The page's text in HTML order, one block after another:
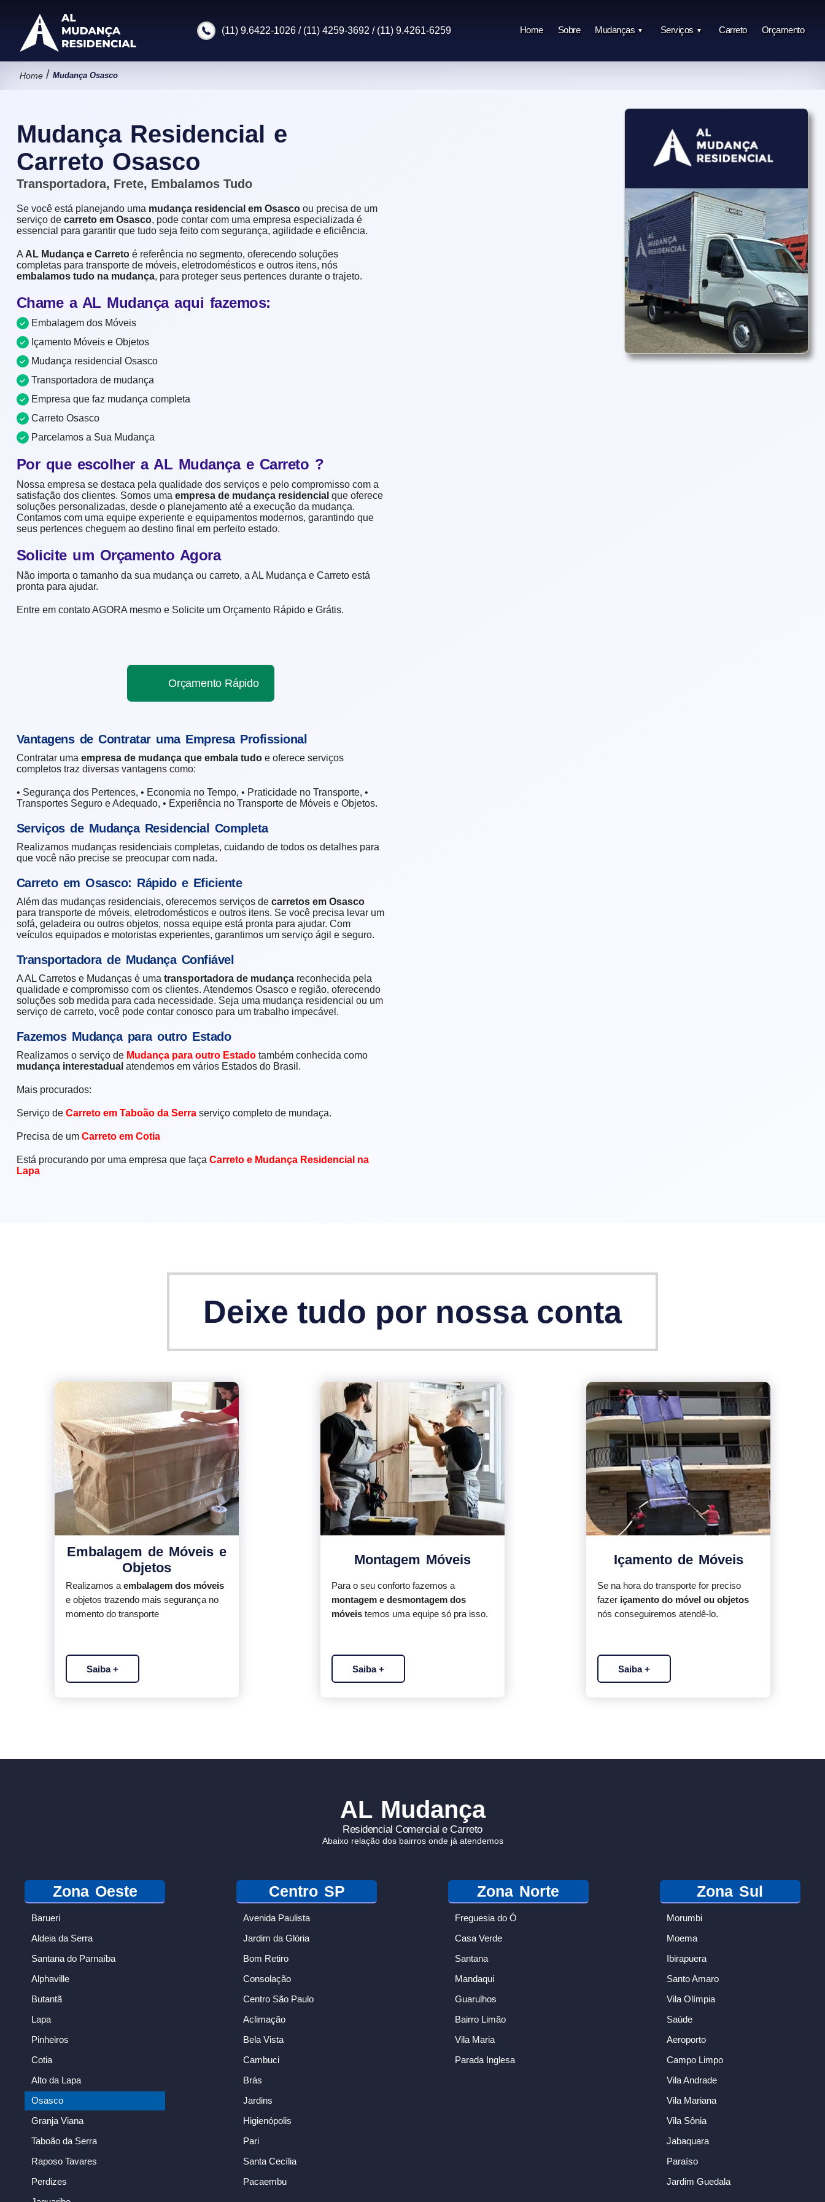
(11) 9.6422-1026 / (11) 4259-3692 / (11) 9.4261-6259 Home Sobre Mudanças ▼ Serviços ▼ Carreto Orçamento
Home / Mudança Osasco
Mudança Residencial e
Carreto Osasco
Transportadora, Frete, Embalamos Tudo
Se você está planejando uma mudança residencial em Osascoou precisa de um
serviço de carreto em Osasco, pode contar com uma empresa especializada é
essencial para garantir que tudo seja feito com segurança, agilidade e eficiência.
AAL Mudança e Carretoé referência no segmento, oferecendo soluções
completas para transporte de móveis, eletrodomésticos e outros itens, nós
embalamos tudo na mudança, para proteger seus pertences durante o trajeto.
Chame a AL Mudança aqui fazemos:
Embalagem dos Móveis
Içamento Móveis e Objetos
Mudança residencial Osasco
Transportadora de mudança
Empresa que faz mudança completa
Carreto Osasco
Parcelamos a Sua Mudança
Por que escolher a AL Mudança e Carreto ?
Nossa empresa se destaca pela qualidade dos serviços e pelo compromisso com a
satisfação dos clientes. Somos uma empresa de mudança residencial que oferece
soluções personalizadas, desde o planejamento até a execução da mudança.
Contamos com uma equipe experiente e equipamentos modernos, garantindo que
seus pertences cheguem ao destino final em perfeito estado.
Solicite um Orçamento Agora
Não importa o tamanho da sua mudança ou carreto, a AL Mudança e Carreto está
pronta para ajudar.
Entre em contato AGORA mesmo e Solicite um Orçamento Rápido e Grátis.
Orçamento Rápido
Vantagens de Contratar uma Empresa Profissional
Contratar uma empresa de mudança que embala tudoe oferece serviços
completos traz diversas vantagens como:
• Segurança dos Pertences, • Economia no Tempo, • Praticidade no Transporte, •
Transportes Seguro e Adequado, • Experiência no Transporte de Móveis e Objetos.
Serviços de Mudança Residencial Completa
Realizamos mudanças residenciais completas, cuidando de todos os detalhes para
que você não precise se preocupar com nada.
Carreto em Osasco: Rápido e Eficiente
Além das mudanças residenciais, oferecemos serviços de carretos em Osasco
para transporte de móveis, eletrodomésticos e outros itens. Se você precisa levar um
sofá, geladeira ou outros objetos, nossa equipe está pronta para ajudar. Com
veículos equipados e motoristas experientes, garantimos um serviço ágil e seguro.
Transportadora de Mudança Confiável
A AL Carretos e Mudanças é uma transportadora de mudançareconhecida pela
qualidade e compromisso com os clientes. Atendemos Osasco e região, oferecendo
soluções sob medida para cada necessidade. Seja uma mudança residencial ou um
serviço de carreto, você pode contar conosco para um trabalho impecável.
Fazemos Mudança para outro Estado
Realizamos o serviço de Mudança para outro Estadotambém conhecida como
mudança interestadual atendemos em vários Estados do Brasil.
Mais procurados:
Serviço de Carreto em Taboão da Serraserviço completo de mundaça.
Precisa de um Carreto em Cotia
Está procurando por uma empresa que faça Carreto e Mudança Residencial na
Lapa
Deixe tudo por nossa conta
Embalagem de Móveis e
Objetos
Realizamos a embalagem dos móveis
e objetos trazendo mais segurança no
momento do transporte
Saiba +
Montagem Móveis
Para o seu conforto fazemos a
montagem e desmontagem dos
móveistemos uma equipe só pra isso.
Saiba +
Içamento de Móveis
Se na hora do transporte for preciso
fazer içamento do móvel ou objetos
nós conseguiremos atendê-lo.
Saiba +
AL Mudança
Residencial Comercial e Carreto
Abaixo relação dos bairros onde já atendemos
Zona Oeste
Barueri
Aldeia da Serra
Santana do Parnaíba
Alphaville
Butantã
Lapa
Pinheiros
Cotia
Alto da Lapa
Osasco
Granja Viana
Taboão da Serra
Raposo Tavares
Perdizes
Centro SP
Avenida Paulista
Jardim da Glória
Bom Retiro
Consolação
Centro São Paulo
Aclimação
Bela Vista
Cambuci
Brás
Jardins
Higienópolis
Pari
Santa Cecília
Pacaembu
Zona Norte
Freguesia do Ó
Casa Verde
Santana
Mandaqui
Guarulhos
Bairro Limão
Vila Maria
Parada Inglesa
Zona Sul
Morumbi
Moema
Ibirapuera
Santo Amaro
Vila Olímpia
Saúde
Aeroporto
Campo Limpo
Vila Andrade
Vila Mariana
Vila Sônia
Jabaquara
Paraíso
Jardim Guedala